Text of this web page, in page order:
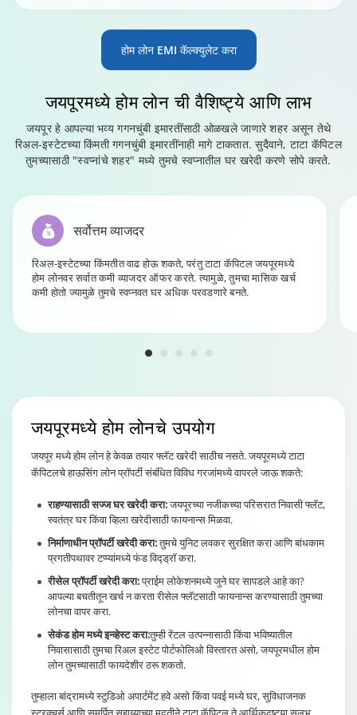
होम लोन EMI कॅल्क्युलेट करा
जयपूरमध्ये होम लोनची वैशिष्ट्ये आणि लाभ
जयपूर हे आपल्या भव्य गगनचुंबी इमारतींसाठी ओळखले जाणारे शहर असून तेथे
रिअल-इस्टेटच्या किंमती गगनचुंबी इमारतींनाही मागे टाकतात. सुदैवाने, टाटा कॅपिटल
तुमच्यासाठी "स्वप्नांचे शहर" मध्ये तुमचे स्वप्नातील घर खरेदी करणे सोपे करते.
सर्वोत्तम व्याजदर
रिअल-इस्टेटच्या किंमतीत वाढ होऊ शकते, परंतु टाटा कॅपिटल जयपूरमध्ये
होम लोनवर सर्वात कमी व्याजदर ऑफर करते. त्यामुळे, तुमचा मासिक खर्च
कमी होतो ज्यामुळे तुमचे स्वप्नवत घर अधिक परवडणारे बनते.
जयपूरमध्ये होम लोनचे उपयोग
जयपूर मध्ये होम लोन हे केवळ तयार फ्लॅट खरेदी साठीच नसते. जयपूरमध्ये टाटा
कॅपिटलचे हाऊसिंग लोन प्रॉपर्टी संबंधित विविध गरजांमध्ये वापरले जाऊ शकते:
राहण्यासाठी सज्ज घर खरेदी करा:जयपूरच्या नजीकच्या परिसरात निवासी फ्लॅट,
स्वतंत्र घर किंवा व्हिला खरेदीसाठी फायनान्स मिळवा.
निर्माणाधीन प्रॉपर्टी खरेदी करा:तुमचे युनिट लवकर सुरक्षित करा आणि बांधकाम
प्रगतीपथावर टप्प्यांमध्ये फंड विद्ड्रॉ करा.
रीसेल प्रॉपर्टी खरेदी करा:प्राईम लोकेशनमध्ये जुने घर सापडले आहे का?
आपल्या बचतीतून खर्च न करता रीसेल फ्लॅटसाठी फायनान्स करण्यासाठी तुमच्या
लोनचा वापर करा.
सेकंड होम मध्ये इन्व्हेस्ट करा:तुम्ही रेंटल उत्पन्नासाठी किंवा भविष्यातील
निवासासाठी तुमचा रिअल इस्टेट पोर्टफोलिओ विस्तारत असो, जयपूरमधील होम
लोन तुमच्यासाठी फायदेशीर ठरू शकतो.
तुम्हाला बांद्रामध्ये स्टुडिओ अपार्टमेंट हवे असो किंवा पवई मध्ये घर, सुविधाजनक